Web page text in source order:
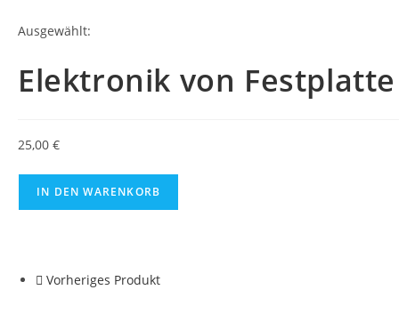
Ausgewählt:
Elektronik von
25,00 €
IN DEN WARENKORB
Vorheriges Produkt